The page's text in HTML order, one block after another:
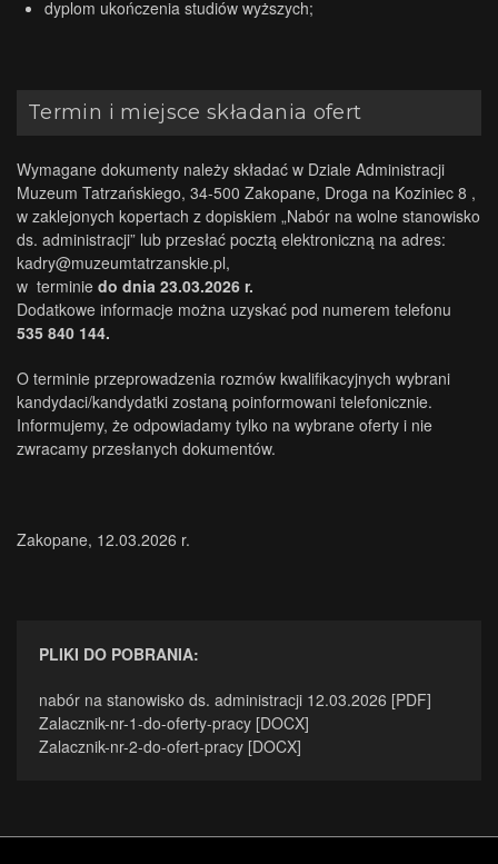
dyplom ukończenia studiów wyższych;
Termin i miejsce składania ofert
Wymagane dokumenty należy składać w Dziale Administracji
Muzeum Tatrzańskiego, 34-500 Zakopane, Droga na Koziniec 8 ,
w zaklejonych kopertach z dopiskiem „Nabór na wolne stanowisko
ds. administracji” lub przesłać pocztą elektroniczną na adres:
kadry@muzeumtatrzanskie.pl,
w terminie do dnia 23.03.2026 r.
Dodatkowe informacje można uzyskać pod numerem telefonu
535 840 144.
O terminie przeprowadzenia rozmów kwalifikacyjnych wybrani
kandydaci/kandydatki zostaną poinformowani telefonicznie.
Informujemy, że odpowiadamy tylko na wybrane oferty i nie
zwracamy przesłanych dokumentów.
Zakopane, 12.03.2026 r.
PLIKI DO POBRANIA:
nabór na stanowisko ds. administracji 12.03.2026 [PDF]
Zalacznik-nr-1-do-oferty-pracy [DOCX]
Zalacznik-nr-2-do-ofert-pracy [DOCX]
.